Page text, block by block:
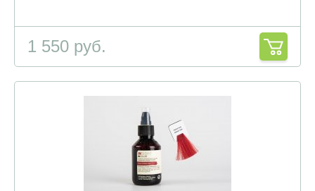
1 550 руб.